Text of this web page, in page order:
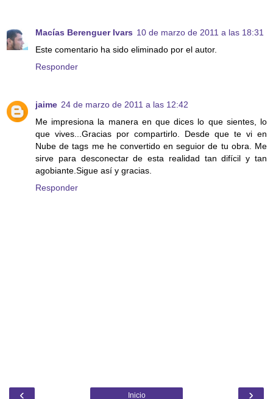
Macías Berenguer Ivars 10 de marzo de 2011 a las 18:31
Este comentario ha sido eliminado por el autor.
Responder
jaime 24 de marzo de 2011 a las 12:42
Me impresiona la manera en que dices lo que sientes, lo
que vives...Gracias por compartirlo. Desde que te vi en
Nube de tags me he convertido en seguior de tu obra. Me
sirve para desconectar de esta realidad tan difícil y tan
agobiante.Sigue así y gracias.
Responder
‹ ›
Inicio